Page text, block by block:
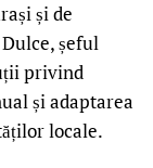
și de
șeful
privind
și adaptarea
locale.